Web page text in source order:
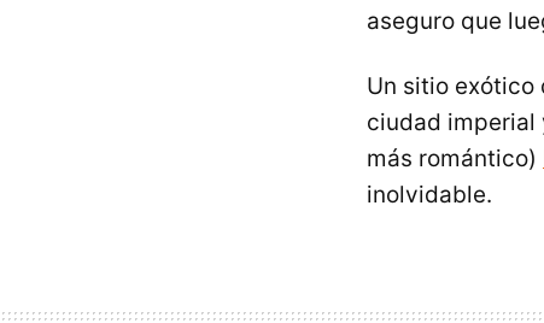
aseguro que
Un sitio exótico
ciudad imperial
más romántico)
inolvidable.